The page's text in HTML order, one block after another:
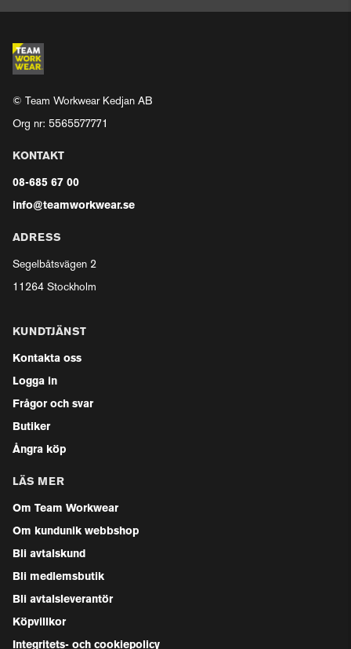
© Team Workwear Kedjan AB
Org nr: 5565577771
KONTAKT
08-685 67 00
info@teamworkwear.se
ADRESS
Segelbåtsvägen 2
11264 Stockholm
KUNDTJÄNST
Kontakta oss
Logga in
Frågor och svar
Butiker
Ångra köp
LÄS MER
Om Team Workwear
Om kundunik webbshop
Bli avtalskund
Bli medlemsbutik
Bli avtalsleverantör
Köpvillkor
Integritets- och cookiepolicy